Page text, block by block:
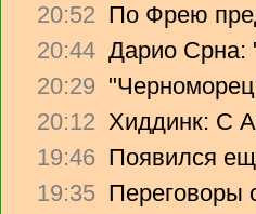
20:52 По Фрею
20:44 Дарио Срна:
20:29
20:12 Хиддинк: С
19:46 Появился
19:35 Переговоры